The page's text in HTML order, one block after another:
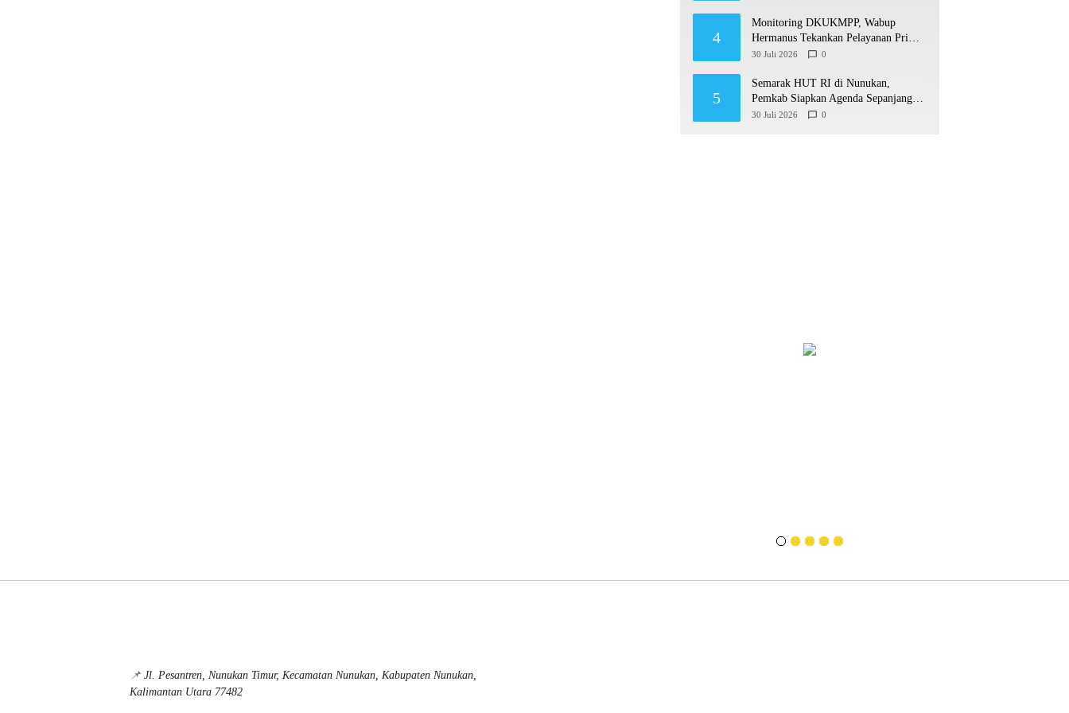
4
Monitoring DKUKMPP, Wabup
Hermanus Tekankan Pelayanan Prima
dan Program Berdampak
30 Juli 2026 0
5
Semarak HUT RI di Nunukan,
Pemkab Siapkan Agenda Sepanjang
Agustusan
30 Juli 2026 0
📌 Jl. Pesantren, Nunukan Timur, Kecamatan Nunukan, Kabupaten Nunukan,
Kalimantan Utara 77482